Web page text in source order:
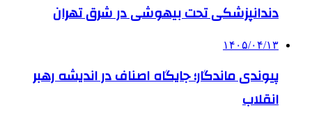
دندانپزشکی تحت بیهوشی در شرق تهران
۱۴۰۵/۰۴/۱۳
پیوندی ماندگار؛ جایگاه اصناف در اندیشه رهبر
انقلاب